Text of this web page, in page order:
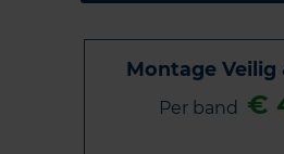
Montage Veilig
Per band €